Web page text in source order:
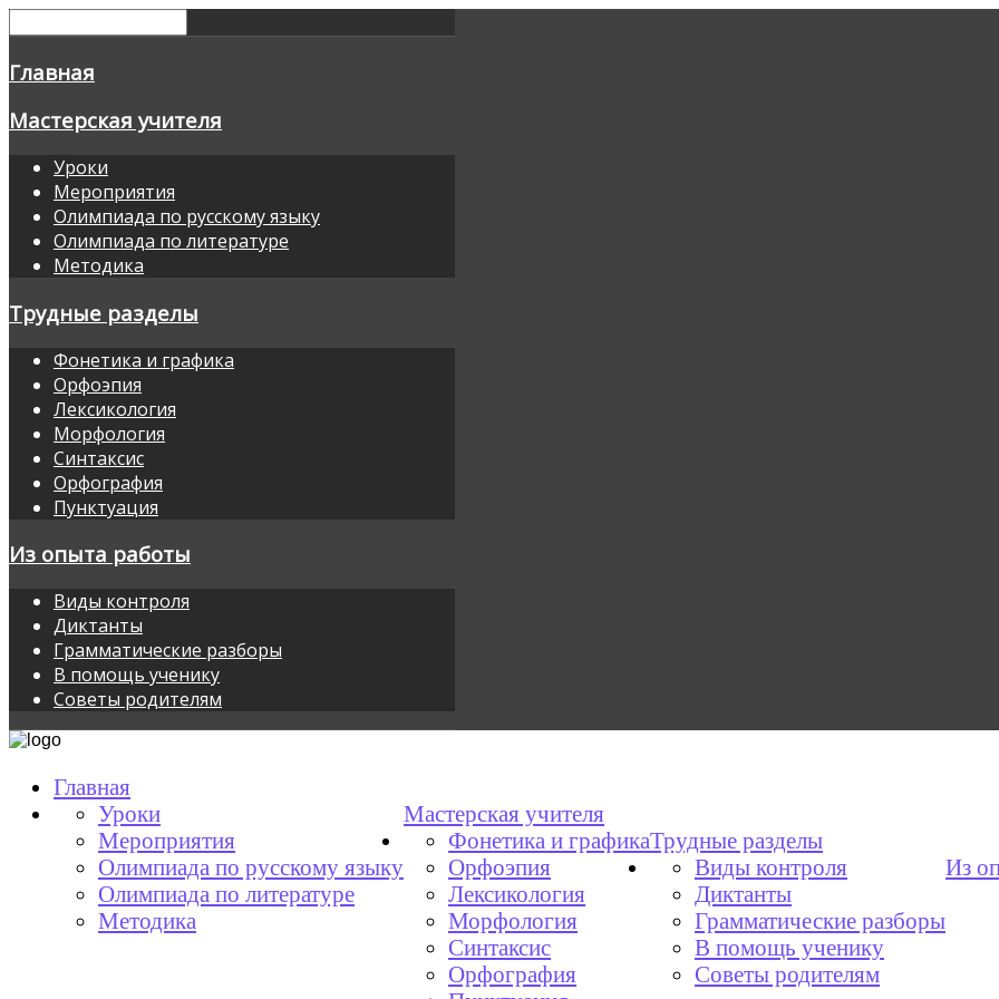
Главная
Мастерская учителя
Уроки
Мероприятия
Олимпиада по русскому языку
Олимпиада по литературе
Методика
Трудные разделы
Фонетика и графика
Орфоэпия
Лексикология
Морфология
Синтаксис
Орфография
Пунктуация
Из опыта работы
Виды контроля
Диктанты
Грамматические разборы
В помощь ученику
Советы родителям
Главная
Мастерская учителя
Уроки
Мероприятия
Олимпиада по русскому языку
Олимпиада по литературе
Методика
Трудные разделы
Фонетика и графика
Орфоэпия
Лексикология
Морфология
Синтаксис
Орфография
Из
Виды контроля
Диктанты
Грамматические разборы
В помощь ученику
Советы родителям